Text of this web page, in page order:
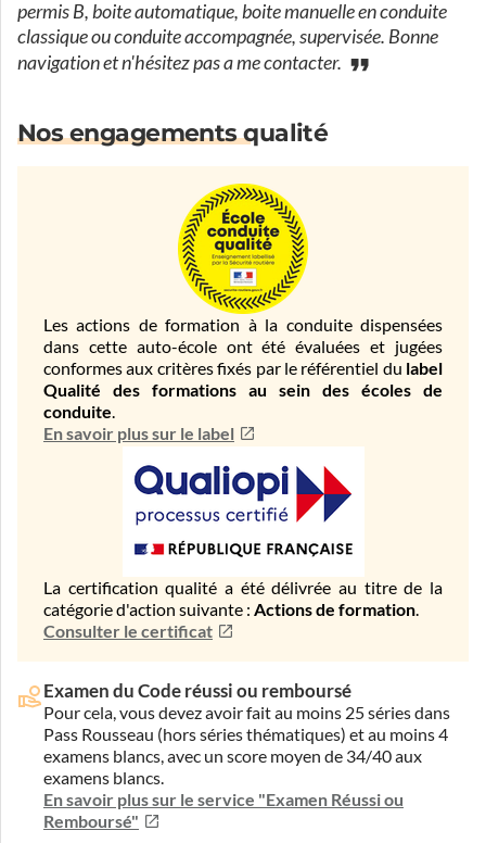
permis B, boite automatique, boite manuelle en conduite
classique ou conduite accompagnée, supervisée. Bonne
navigation et n'hésitez pas a me contacter.
Nos engagements qualité
Les actions de formation à la conduite dispensées
dans cette auto-école ont été évaluées et jugées
conformes aux critères fixés par le référentiel du label
Qualité des formations au sein des écoles de
conduite.
En savoir plus sur le label
La certification qualité a été délivrée au titre de la
catégorie d'action suivante : Actions de formation.
Consulter le certificat
Examen du Code réussi ou remboursé
Pour cela, vous devez avoir fait au moins 25 séries dans
Pass Rousseau (hors séries thématiques) et au moins 4
examens blancs, avec un score moyen de 34/40 aux
examens blancs.
En savoir plus sur le service "Examen Réussi ou
Remboursé"